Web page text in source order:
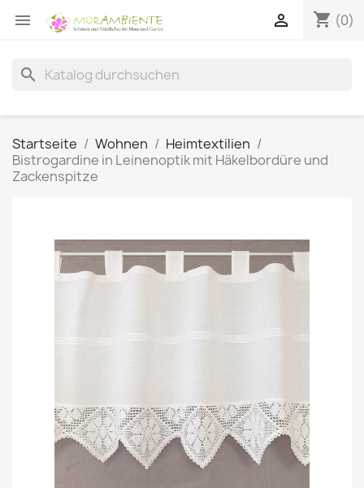
 shopping_cart (0)

search
Startseite Wohnen
Heimtextilien
Bistrogardine in Leinenoptik mit Häkelbordüre und
Zackenspitze